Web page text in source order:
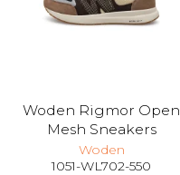
Woden Rigmor Open
Mesh Sneakers
Woden
1051-WL702-550